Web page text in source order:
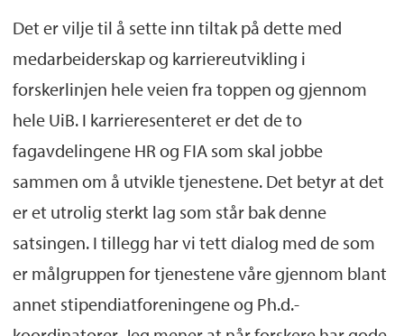
Det er vilje til å sette inn tiltak på dette med
medarbeiderskap og karriereutvikling i
forskerlinjen hele veien fra toppen og gjennom
hele UiB. I karrieresenteret er det de to
fagavdelingene HR og FIA som skal jobbe
sammen om å utvikle tjenestene. Det betyr at det
er et utrolig sterkt lag som står bak denne
satsingen. I tillegg har vi tett dialog med de som
er målgruppen for tjenestene våre gjennom blant
annet stipendiatforeningene og Ph.d.-